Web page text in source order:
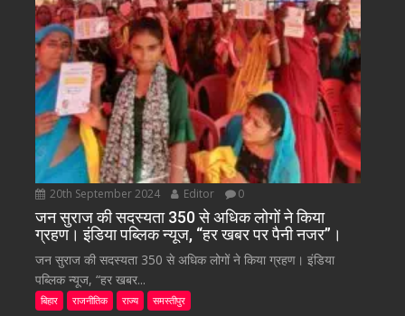
20th September 2024 Editor 0
जन सुराज की सदस्यता 350 से अधिक लोगों ने किया
ग्रहण। इंडिया पब्लिक न्यूज, “हर खबर पर पैनी नजर”।
जन सुराज की सदस्यता 350 से अधिक लोगों ने किया ग्रहण। इंडिया
पब्लिक न्यूज, “हर खबर...
बिहार राजनीतिक राज्य समस्तीपुर